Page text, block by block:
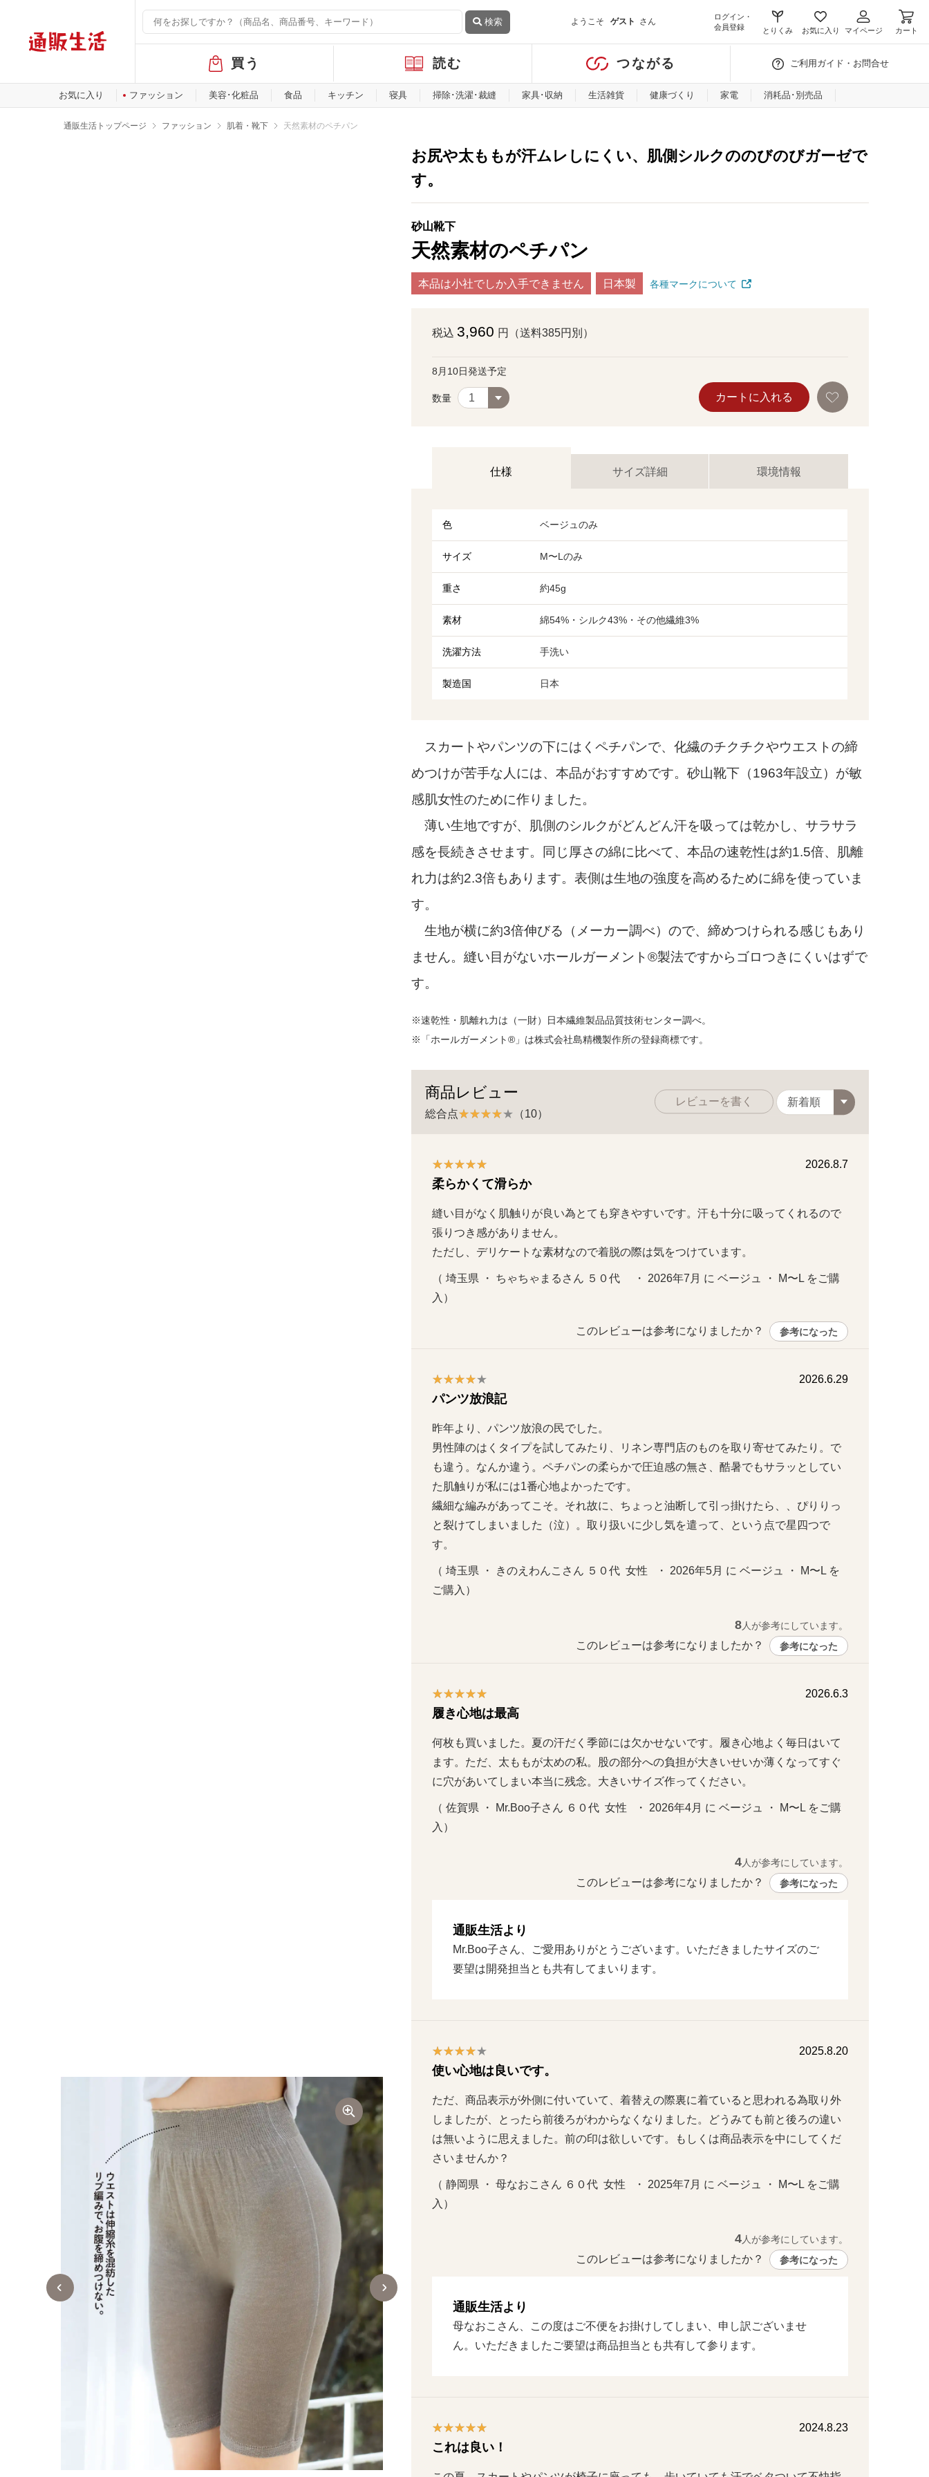
検索 ようこそ ゲスト さん
ログイン・
会員登録
とりくみ お気に入り マイページ カート
バ
ル
メ
買う 読む つながる ご利用ガイド・お問合せ
お気に入り ファッション 美容･化粧品 食品 キッチン 寝具 掃除･洗濯･裁縫 家具･収納 生活雑貨 健康づくり 家電 消耗品･別売品
通販生活トップページ ファッション 肌着・靴下 天然素材のペチパン
お尻や太ももが汗ムレしにくい、肌側シルクののびのびガーゼで
す。
砂山靴下
天然素材のペチパン
本品は小社でしか入手できません 日本製 各種マークについて
税込 3,960 円（送料385円別）
8月10日発送予定
数量 カートに入れる
仕様 サイズ詳細 環境情報
色 ベージュのみ
サイズ M〜Lのみ
重さ 約45g
素材 綿54%・シルク43%・その他繊維3%
洗濯方法 手洗い
製造国 日本
スカートやパンツの下にはくペチパンで、化繊のチクチクやウエストの締
めつけが苦手な人には、本品がおすすめです。砂山靴下（1963年設立）が敏
感肌女性のために作りました。
薄い生地ですが、肌側のシルクがどんどん汗を吸っては乾かし、サラサラ
感を長続きさせます。同じ厚さの綿に比べて、本品の速乾性は約1.5倍、肌離
れ力は約2.3倍もあります。表側は生地の強度を高めるために綿を使っていま
す。
生地が横に約3倍伸びる（メーカー調べ）ので、締めつけられる感じもあり
ません。縫い目がないホールガーメント®製法ですからゴロつきにくいはずで
す。
※速乾性・肌離れ力は（一財）日本繊維製品品質技術センター調べ。
※「ホールガーメント®」は株式会社島精機製作所の登録商標です。
商品レビュー
総合点 （10）
レビューを書く
2026.8.7
柔らかくて滑らか
縫い目がなく肌触りが良い為とても穿きやすいです。汗も十分に吸ってくれるので
張りつき感がありません。
ただし、デリケートな素材なので着脱の際は気をつけています。
（ 埼玉県 ・ ちゃちゃまるさん ５０代     ・ 2026年7月 に ベージュ ・ M〜L をご購
入）
このレビューは参考になりましたか？ 参考になった
2026.6.29
パンツ放浪記
昨年より、パンツ放浪の民でした。
男性陣のはくタイプを試してみたり、リネン専門店のものを取り寄せてみたり。で
も違う。なんか違う。ペチパンの柔らかで圧迫感の無さ、酷暑でもサラッとしてい
た肌触りが私には1番心地よかったです。
繊細な編みがあってこそ。それ故に、ちょっと油断して引っ掛けたら、、ぴりりっ
と裂けてしまいました（泣）。取り扱いに少し気を遣って、という点で星四つで
す。
（ 埼玉県 ・ きのえわんこさん ５０代  女性   ・ 2026年5月 に ベージュ ・ M〜L を
ご購入）
8人が参考にしています。
このレビューは参考になりましたか？ 参考になった
2026.6.3
履き心地は最高
何枚も買いました。夏の汗だく季節には欠かせないです。履き心地よく毎日はいて
ます。ただ、太ももが太めの私。股の部分への負担が大きいせいか薄くなってすぐ
に穴があいてしまい本当に残念。大きいサイズ作ってください。
（ 佐賀県 ・ Mr.Boo子さん ６０代  女性   ・ 2026年4月 に ベージュ ・ M〜L をご購
入）
4人が参考にしています。
このレビューは参考になりましたか？ 参考になった
通販生活より
Mr.Boo子さん、ご愛用ありがとうございます。いただきましたサイズのご
要望は開発担当とも共有してまいります。
2025.8.20
使い心地は良いです。
ただ、商品表示が外側に付いていて、着替えの際裏に着ていると思われる為取り外
しましたが、とったら前後ろがわからなくなりました。どうみても前と後ろの違い
は無いように思えました。前の印は欲しいです。もしくは商品表示を中にしてくだ
さいませんか？
（ 静岡県 ・ 母なおこさん ６０代  女性   ・ 2025年7月 に ベージュ ・ M〜L をご購
入）
4人が参考にしています。
このレビューは参考になりましたか？ 参考になった
通販生活より
母なおこさん、この度はご不便をお掛けしてしまい、申し訳ございませ
ん。いただきましたご要望は商品担当とも共有して参ります。
2024.8.23
これは良い！